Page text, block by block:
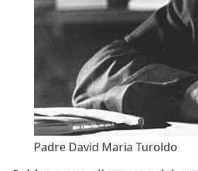
Padre David Maria Turoldo